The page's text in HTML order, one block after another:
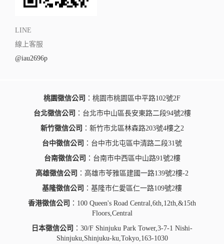
LINE
線上客服
@iau2696p
桃園徵信公司 ：桃園市桃園區中平路102號2F
台北徵信公司 ：台北市中山區長安東路二段94號2樓
新竹徵信公司 ：新竹市北區林森路203號4樓之2
台中徵信公司 ：台中市北屯區中清路二段31號
台南徵信公司 ：台南市中西區中山路91號2樓
高雄徵信公司 ：高雄市苓雅區建國一路139號2樓-2
基隆徵信公司 ：基隆市仁愛區仁一路109號2樓
香港徵信公司 ：100 Queen's Road Central,6th,12th,&15th
Floors,Central
日本徵信公司 ：30/F Shinjuku Park Tower,3-7-1 Nishi-
Shinjuku,Shinjuku-ku,Tokyo,163-1030